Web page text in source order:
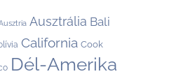
Ausztrália Bali
California Cook
Dél-Amerika